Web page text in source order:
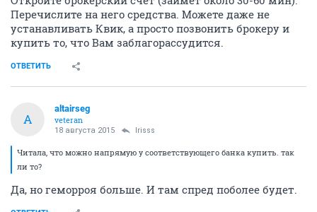
Перечислите на него средства. Можете даже не
устанавливать Квик, а просто позвонить брокеру и
купить то, что Вам заблагорассудится.
ОТВЕТИТЬ
A
altairseg
veteran
18 августа 2015 Irisss
Читала, что можно напрямую у соответствующего банка купить. так
ли то?
Да, но геморроя больше. И там спред поболее будет.